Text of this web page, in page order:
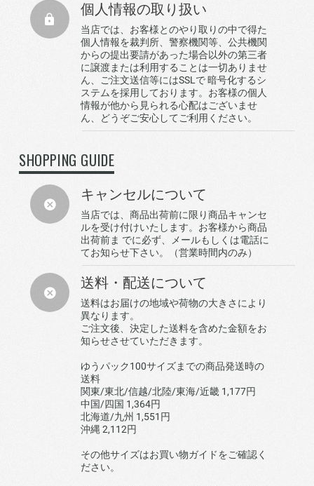
個人情報の取り扱い
当店では、お客様とのやり取りの中で得た
個人情報を裁判所、警察機関等、公共機関
からの提出要請があった場合以外の第三者
に譲渡または利用することは一切ありませ
ん、ご注文送信等にはSSLで 暗号化するシ
ステムを採用しております。お客様の個人
情報が他から見られる心配はございませ
ん、どうぞご安心してご利用ください。
SHOPPING GUIDE
キャンセルについて
当店では、商品出荷前に限り商品キャンセ
ルを受け付けいたします。お客様から商品
出荷前ま でに必ず、メールもしくは電話に
てお知らせ下さい。（営業時間内のみ）
送料・配送について
送料はお届けの地域や荷物の大きさにより
異なります。
ご注文後、決定した送料を含めた金額をお
知らせさせていただきます。
ゆうパック100サイズまでの商品発送時の
送料
関東/東北/信越/北陸/東海/近畿 1,177円
中国/四国 1,364円
北海道/九州 1,551円
沖縄 2,112円
その他サイズはお買い物ガイドをご確認く
ださい。